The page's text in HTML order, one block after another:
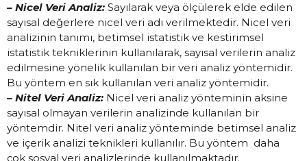
– Nicel Veri Analiz: Sayılarak veya ölçülerek elde edilen
sayısal değerlere nicel veri adı verilmektedir. Nicel veri
analizinin tanımı, betimsel istatistik ve kestirimsel
istatistik tekniklerinin kullanılarak, sayısal verilerin analiz
edilmesine yönelik kullanılan bir veri analiz yöntemidir.
Bu yöntem en sık kullanılan veri analiz yöntemidir.
– Nitel Veri Analiz: Nicel veri analiz yönteminin aksine
sayısal olmayan verilerin analizinde kullanılan bir
yöntemdir. Nitel veri analiz yönteminde betimsel analiz
ve içerik analizi teknikleri kullanılır. Bu yöntem daha
çok sosyal veri analizlerinde kullanılmaktadır.